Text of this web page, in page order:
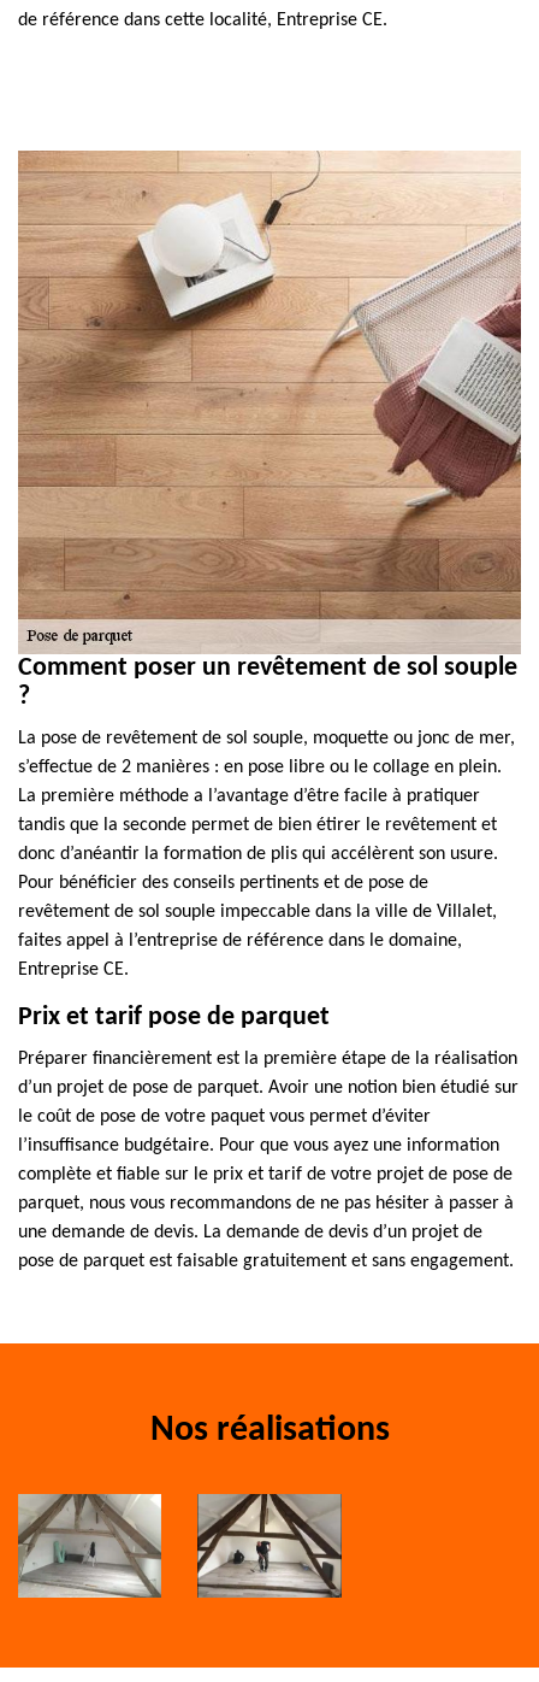
de référence dans cette localité, Entreprise CE.
Comment poser un revêtement de sol souple
?
La pose de revêtement de sol souple, moquette ou jonc de mer,
s’effectue de 2 manières : en pose libre ou le collage en plein.
La première méthode a l’avantage d’être facile à pratiquer
tandis que la seconde permet de bien étirer le revêtement et
donc d’anéantir la formation de plis qui accélèrent son usure.
Pour bénéficier des conseils pertinents et de pose de
revêtement de sol souple impeccable dans la ville de Villalet,
faites appel à l’entreprise de référence dans le domaine,
Entreprise CE.
Prix et tarif pose de parquet
Préparer financièrement est la première étape de la réalisation
d’un projet de pose de parquet. Avoir une notion bien étudié sur
le coût de pose de votre paquet vous permet d’éviter
l’insuffisance budgétaire. Pour que vous ayez une information
complète et fiable sur le prix et tarif de votre projet de pose de
parquet, nous vous recommandons de ne pas hésiter à passer à
une demande de devis. La demande de devis d’un projet de
pose de parquet est faisable gratuitement et sans engagement.
Nos réalisations